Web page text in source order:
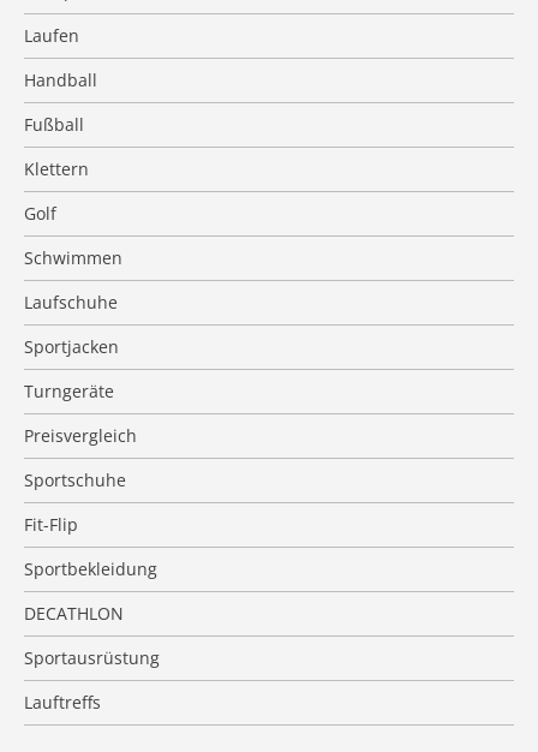
Laufen
Handball
Fußball
Klettern
Golf
Schwimmen
Laufschuhe
Sportjacken
Turngeräte
Preisvergleich
Sportschuhe
Fit-Flip
Sportbekleidung
DECATHLON
Sportausrüstung
Lauftreffs